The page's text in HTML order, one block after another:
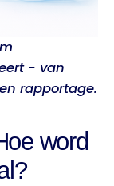
- van
rapportage.
word